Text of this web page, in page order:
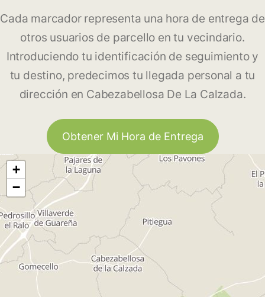
Cada marcador representa una hora de entrega de
otros usuarios de parcello en tu vecindario.
Introduciendo tu identificación de seguimiento y
tu destino, predecimos tu llegada personal a tu
dirección en Cabezabellosa De La Calzada.
Obtener Mi Hora de Entrega
+
−